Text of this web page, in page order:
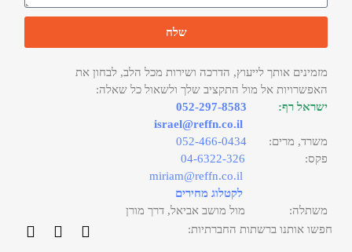
שלח
מזמינים אותך לייעוץ, הדרכה ושירות מכל הלב, לבחון את
האפשרויות אל מול התקציב שלך ולשאול כל שאלה:
ישראל רף:
052-297-8583
israel@reffn.co.il
משרד, מרים:052-466-0434
פקס: 04-6322-326
miriam@reffn.co.il
לקטלוג מחירים
משתלה: מול מושב אביאל, דרך מורן
חפשו אותנו ברשתות החברתיות: